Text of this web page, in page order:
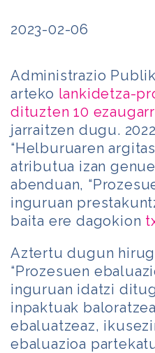
2023-02-06
Administrazio
arteko lankidetza-
dituzten 10
jarraitzen dugu.
“Helburuaren
atributua izan
abenduan,
inguruan
baita ere dagokion
Aztertu dugun
“Prozesuen
inguruan idatzi
inpaktuak
ebaluatzeaz,
ebaluazioa